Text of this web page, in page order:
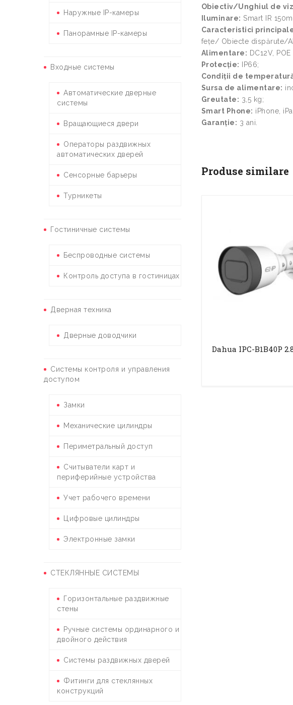
Наружные IP-камеры
Панорамные IP-камеры
Входные системы
Автоматические дверные
системы
Вращающиеся двери
Операторы раздвижных
автоматических дверей
Сенсорные барьеры
Турникеты
Гостиничные системы
Беспроводные системы
Контроль доступа в гостиницах
Дверная техника
Дверные доводчики
Системы контроля и управления
доступом
Замки
Механические цилиндры
Периметральный доступ
Считыватели карт и
периферийные устройства
Учет рабочего времени
Цифровые цилиндры
Электронные замки
СТЕКЛЯННЫЕ СИСТЕМЫ
Горизонтальные раздвижные
стены
Ручные системы ординарного и
двойного действия
Системы раздвижных дверей
Фитинги для стеклянных
конструкций
Obiectiv/Unghiul de
Iluminare: Smart IR
Caracteristici
fețe/ Obiecte dispărute/
Alimentare: DC12V,
Protecție: IP66;
Condiții de
Sursa de alimentare:
Greutate: 3,5 kg;
Smart Phone: iPhone,
Garanție: 3 ani.
Produse similare
Dahua IPC-B1B40P